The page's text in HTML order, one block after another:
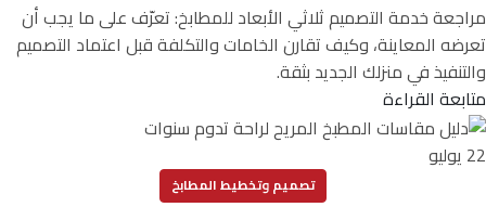
مراجعة خدمة التصميم ثلاثي الأبعاد للمطابخ: تعرّف على ما يجب أن
تعرضه المعاينة، وكيف تقارن الخامات والتكلفة قبل اعتماد التصميم
والتنفيذ في منزلك الجديد بثقة.
متابعة القراءة
22 يوليو
تصميم وتخطيط المطابخ